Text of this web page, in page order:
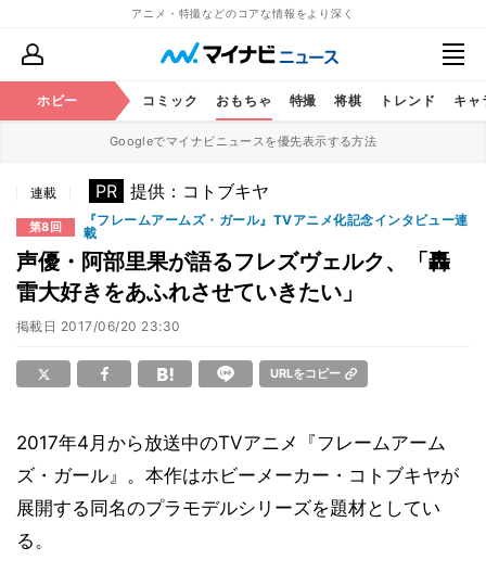
アニメ・特撮などのコアな情報をより深く
ホビー
アニメ コミック おもちゃ 特撮 将棋 トレンド キャ
Googleでマイナビニュースを優先表示する方法
連載 PR 提供：コトブキヤ
第8回
『フレームアームズ・ガール』TVアニメ化記念インタビュー連
載
声優・阿部里果が語るフレズヴェルク、「轟
雷大好きをあふれさせていきたい」
掲載日 2017/06/20 23:30
URLをコピー
2017年4月から放送中のTVアニメ『フレームアーム
ズ・ガール』。本作はホビーメーカー・コトブキヤが
展開する同名のプラモデルシリーズを題材としてい
る。